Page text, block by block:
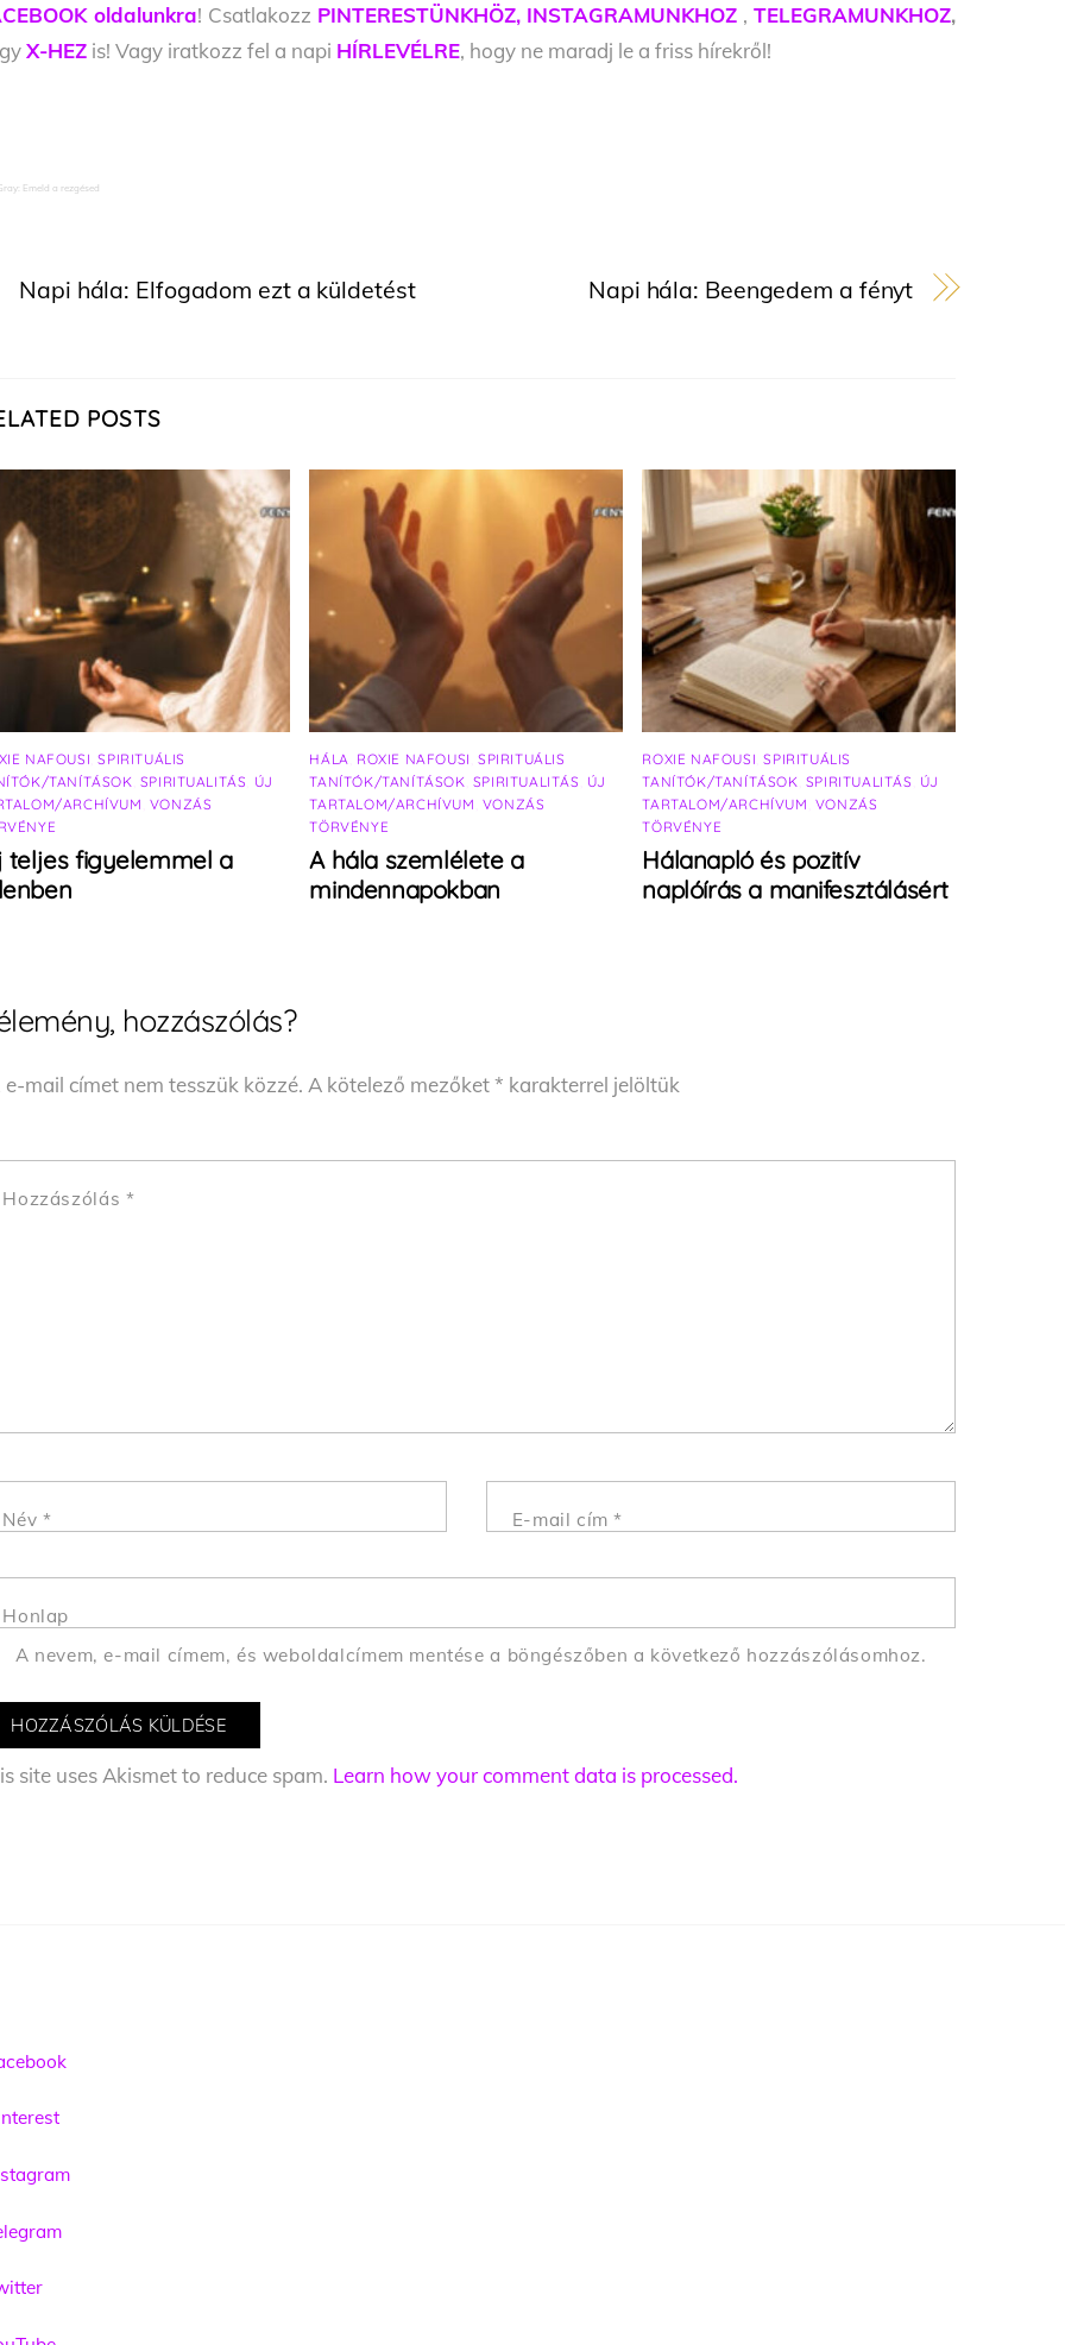
oldalunkra! Csatlakozz PINTERESTÜNKHÖZ, INSTAGRAMUNKHOZ , TELEGRAMUNKHOZ,
X-HEZ is! Vagy iratkozz fel a napi HÍRLEVÉLRE, hogy ne maradj le a friss hírekről!
Emeld a rezgésed
Napi hála: Elfogadom ezt a küldetést Napi hála: Beengedem a fényt
POSTS
NAFOUSI ,SPIRITUÁLIS
TANÍTÁSOK SPIRITUALITÁS ÚJ
ARCHÍVUM VONZÁS
teljes figyelemmel a
HÁLA ROXIE NAFOUSI SPIRITUÁLIS
TANÍTÓK/TANÍTÁSOK SPIRITUALITÁS ÚJ
TARTALOM/ARCHÍVUM VONZÁS
TÖRVÉNYE
A hála szemlélete a
mindennapokban
ROXIE NAFOUSI ,SPIRITUÁLIS
TANÍTÓK/TANÍTÁSOK SPIRITUALITÁS ÚJ
TARTALOM/ARCHÍVUM VONZÁS
TÖRVÉNYE
Hálanapló és pozitív
naplóírás a manifesztálásért
hozzászólás?
e-mail címet nem tesszük közzé. A kötelező mezőket* karakterrel jelöltük
Hozzászólás *
Név * E-mail cím*
Honlap
A nevem, e-mail címem, és weboldalcímem mentése a böngészőben a következő hozzászólásomhoz.
site uses Akismet to reduce spam. Learn how your comment data is processed.